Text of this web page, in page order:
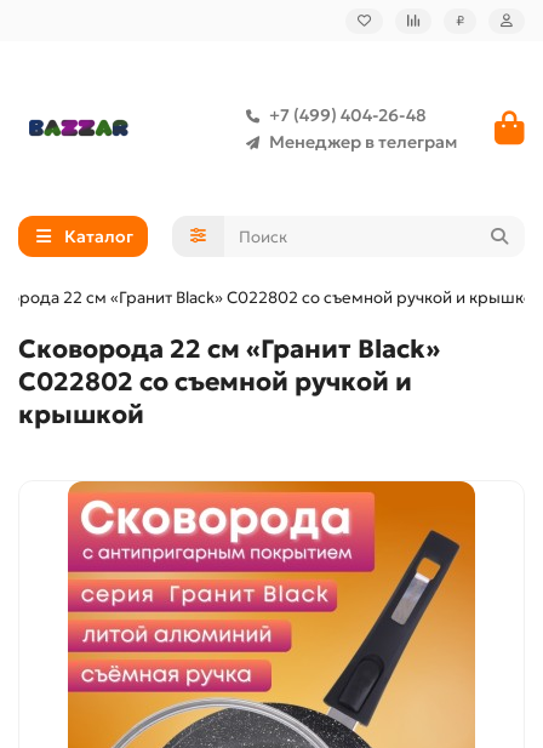
₽
+7 (499) 404-26-48
Менеджер в телеграм
Каталог
22 см «Гранит Black» С022802 со съемной ручкой и крышкой
Сковорода 22 см «Гранит Black»
С022802 со съемной ручкой и
крышкой